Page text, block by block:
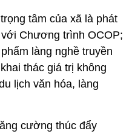
tâm của xã là phát
Chương trình OCOP;
làng nghề truyền
thác giá trị không
lịch văn hóa, làng
cường thúc đẩy